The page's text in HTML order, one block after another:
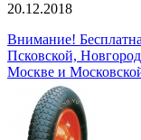
20.12.2018
Внимание!
Псковской,
Москве и